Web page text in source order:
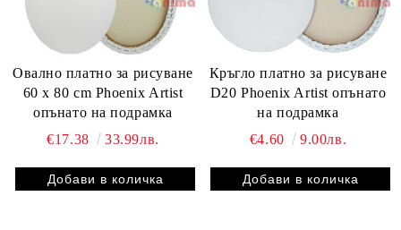
Овално платно за рисуване
60 x 80 cm Phoenix Artist
опънато на подрамка
€17.38
33.99лв.
Кръгло платно за рисуване
D20 Phoenix Artist опънато
на подрамка
€4.60
9.00лв.